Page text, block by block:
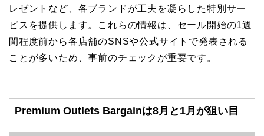
レゼントなど、各ブランドが工夫を凝らした特別サー
ビスを提供します。これらの情報は、セール開始の1週
間程度前から各店舗のSNSや公式サイトで発表される
ことが多いため、事前のチェックが重要です。
Premium Outlets Bargainは8月と1月が狙い目